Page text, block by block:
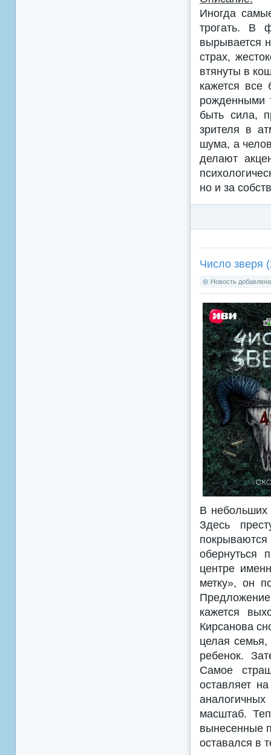
Иногда
трогать. В
вырывается
страх,
втянуты в
кажется все
рожденными
быть сила,
зрителя в
шума, а
делают
но и за
Число зверя
Новость
В небольших
Здесь
обернуться
центре
метку», он
кажется
Кирсанова
целая семья,
ребенок.
Самое
оставляет
масштаб.
вынесенные
оставался в